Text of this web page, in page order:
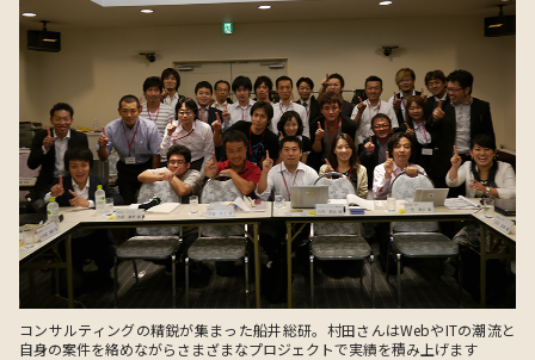
コンサルティングの精鋭が集まった船井総研。村田さんはWebやITの潮流と
自身の案件を絡めながらさまざまなプロジェクトで実績を積み上げます